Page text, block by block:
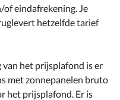
of eindafrekening. Je
hetzelfde tarief
van het prijsplafond is er
met zonnepanelen bruto
het prijsplafond. Er is